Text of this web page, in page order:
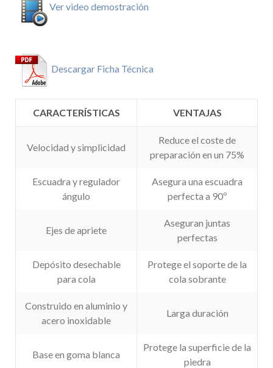
Ver video demostración
Descargar Ficha Técnica
CARACTERÍSTICAS VENTAJAS
Velocidad y simplicidad
Reduce el coste de
preparación en un 75%
Escuadra y regulador
ángulo
Asegura una escuadra
perfecta a 90º
Ejes de apriete
Aseguran juntas
perfectas
Depósito desechable
para cola
Protege el soporte de la
cola sobrante
Construido en aluminio y
acero inoxidable
Larga duración
Base en goma blanca
Protege la superficie de la
piedra